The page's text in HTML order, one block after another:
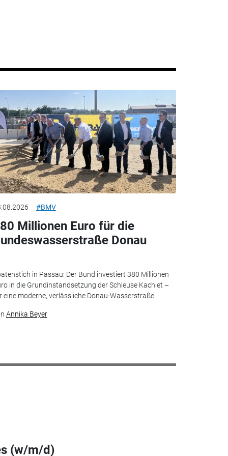
#BMV
Millionen Euro für die
Donau
in Passau: Der Bund investiert 380 Millionen
in die Grundinstandsetzung der Schleuse Kachlet –
eine moderne, verlässliche Donau-Wasserstraße.
Annika Beyer
(w/m/d)